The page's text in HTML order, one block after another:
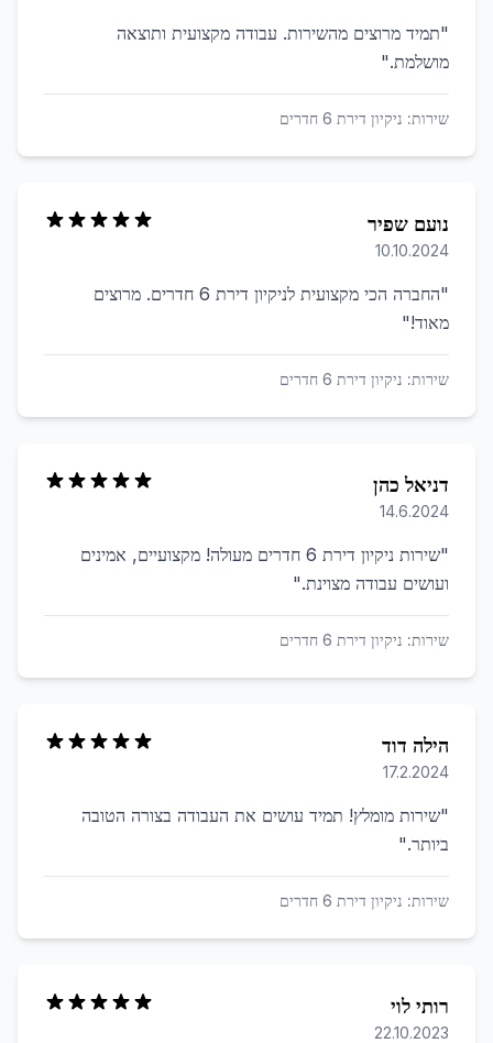
"תמיד מרוצים מהשירות. עבודה מקצועית ותוצאה
מושלמת."
שירות: ניקיון דירת 6 חדרים
נועם שפיר
10.10.2024
"
החברה הכי מקצועית לניקיון דירת 6 חדרים. מרוצים
מאוד!"
שירות: ניקיון דירת 6 חדרים
דניאל כהן
14.6.2024
"
שירות ניקיון דירת 6 חדרים מעולה! מקצועיים, אמינים
ועושים עבודה מצוינת."
שירות: ניקיון דירת 6 חדרים
הילה דוד
17.2.2024
"שירות מומלץ! תמיד עושים את העבודה בצורה הטובה
ביותר."
שירות: ניקיון דירת 6 חדרים
רותי לוי
22.10.2023